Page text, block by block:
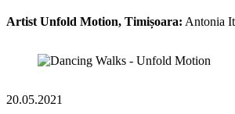
Artist Unfold Motion, Timișoara: Antonia
20.05.2021